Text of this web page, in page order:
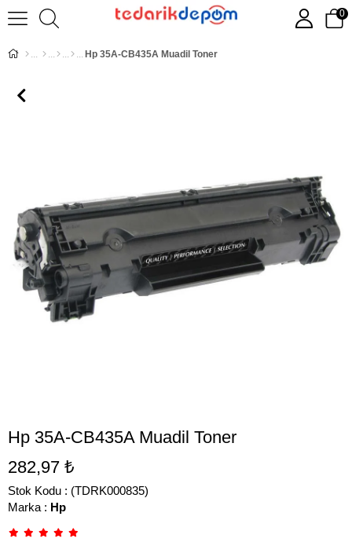
0
Hp 35A-CB435A Muadil Toner
Hp 35A-CB435A Muadil Toner
282,97 ₺
Stok Kodu
(TDRK000835)
Marka : Hp